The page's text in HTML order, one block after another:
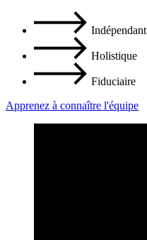
Indépendant
Holistique
Fiduciaire
Apprenez à connaître l'équipe